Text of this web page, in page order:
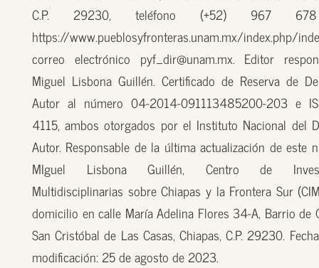
C.P. 29230, teléfono (+52) 967
https://www.pueblosyfronteras.unam.mx/index.php/
correo electrónico pyf_dir@unam.mx. Editor
Miguel Lisbona Guillén. Certificado de Reserva de
Autor al número 04-2014-091113485200-203 e
4115, ambos otorgados por el Instituto Nacional del
Autor. Responsable de la última actualización de este
MIguel Lisbona Guillén, Centro de
Multidisciplinarias sobre Chiapas y la Frontera Sur
domicilio en calle María Adelina Flores 34-A, Barrio de
San Cristóbal de Las Casas, Chiapas, C.P. 29230.
modificación: 25 de agosto de 2023.